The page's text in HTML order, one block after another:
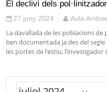
El declivi dels
27 juny 2024 Aula
La davallada de les poblacions
ben documentada ja des del
les portes de l’estiu, l’investigador